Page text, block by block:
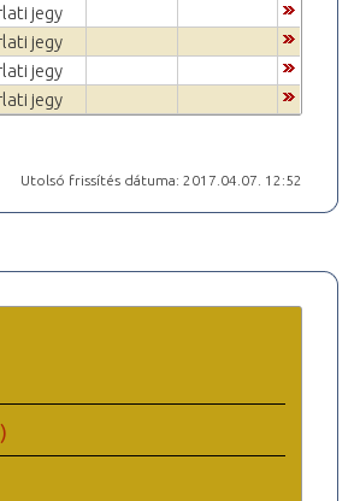
jegy
jegy
jegy
jegy
Utolsó frissítés dátuma: 2017.04.07. 12:52